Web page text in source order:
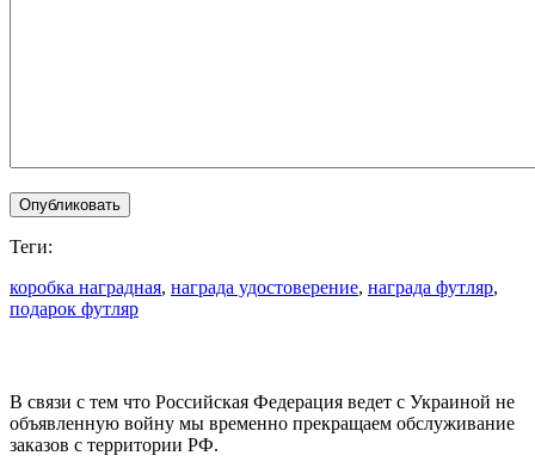
Теги:
коробка наградная, награда удостоверение, награда футляр,
подарок футляр
В связи с тем что Российская Федерация ведет с Украиной не
объявленную войну мы временно прекращаем обслуживание
заказов с территории РФ.